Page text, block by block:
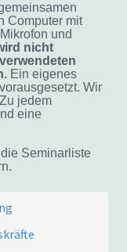
Computer mit
und
nicht
Ein eigenes
Wir
jedem
eine
Seminarliste